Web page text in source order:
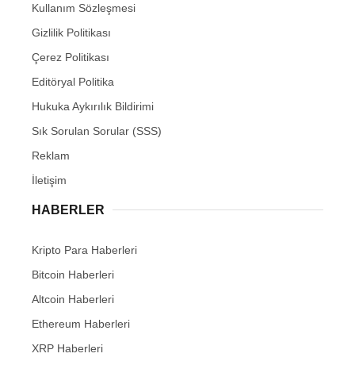
Kullanım Sözleşmesi
Gizlilik Politikası
Çerez Politikası
Editöryal Politika
Hukuka Aykırılık Bildirimi
Sık Sorulan Sorular (SSS)
Reklam
İletişim
HABERLER
Kripto Para Haberleri
Bitcoin Haberleri
Altcoin Haberleri
Ethereum Haberleri
XRP Haberleri